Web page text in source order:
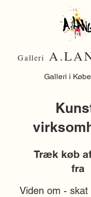
Galleri
Galleri i
Træk køb
fra
Viden om - skat